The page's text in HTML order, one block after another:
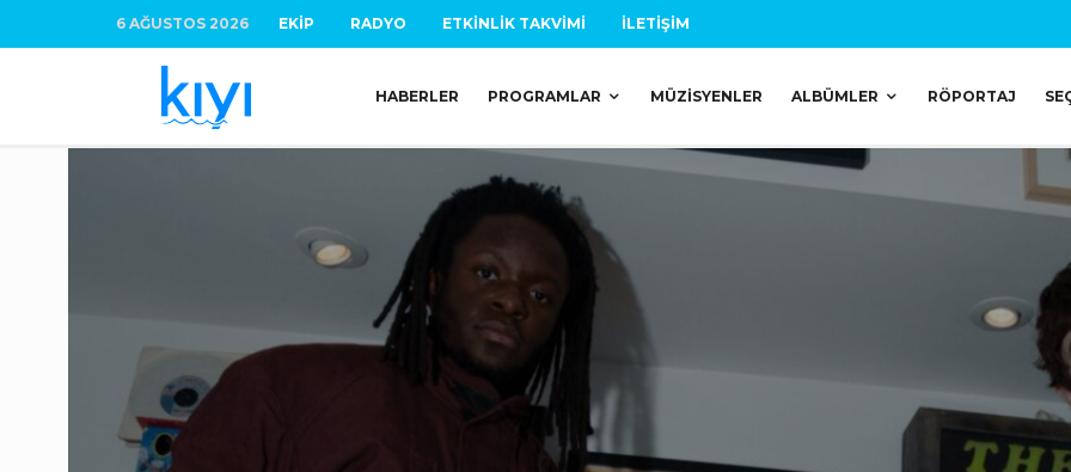
6 AĞUSTOS 2026 EKIP RADYO ETKINLIK TAKVIMI İLETIŞIM
HABERLER PROGRAMLAR MÜZISYENLER ALBÜMLER RÖPORTAJ